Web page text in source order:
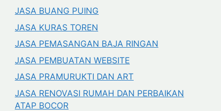
JASA BUANG PUING
JASA KURAS TOREN
JASA PEMASANGAN BAJA RINGAN
JASA PEMBUATAN WEBSITE
JASA PRAMURUKTI DAN ART
JASA RENOVASI RUMAH DAN PERBAIKAN
ATAP BOCOR